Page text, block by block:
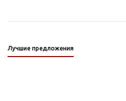
Лучшие предложения